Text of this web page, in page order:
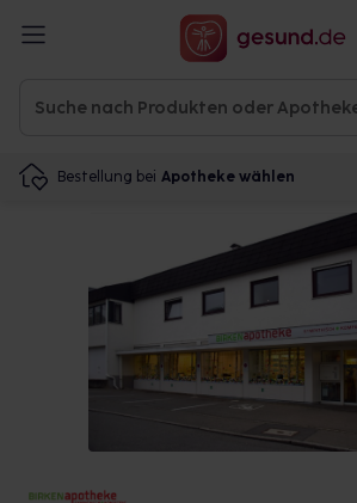
Bestellung bei Apotheke wählen